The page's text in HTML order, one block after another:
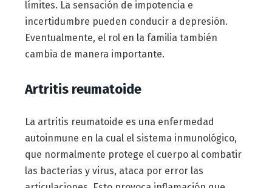
límites. La sensación de impotencia e
incertidumbre pueden conducir a depresión.
Eventualmente, el rol en la familia también
cambia de manera importante.
Artritis reumatoide
La artritis reumatoide es una enfermedad
autoinmune en la cual el sistema inmunológico,
que normalmente protege el cuerpo al combatir
las bacterias y virus, ataca por error las